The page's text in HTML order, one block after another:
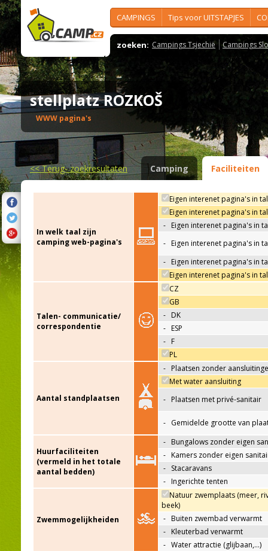
CAMPINGS Tips voor UITSTAPJES
zoeken: Campings Tsjechië Campings
stellplatz ROZKOŠ
WWW pagina's
<<Terug- zoekresultaten Camping Faciliteiten
In welk taal zijn
camping web-pagina's
Eigen interenet pagina's in
Eigen interenet pagina's in
- Eigen interenet pagina's in
- Eigen interenet pagina's in
- Eigen interenet pagina's in
Eigen interenet pagina's in
Talen- communicatie/
correspondentie
CZ
GB
- DK
- ESP
- F
PL
Aantal standplaatsen
- Plaatsen zonder
Met water aansluiting
- Plaatsen met privé-sanitair
- Gemidelde grootte van
Huurfaciliteiten
(vermeld in het totale
aantal bedden)
- Bungalows zonder eigen
- Kamers zonder eigen
- Stacaravans
- Ingerichte tenten
Zwemmogelijkheiden
Natuur zwemplaats (meer,
beek)
- Buiten zwembad verwarmt
- Kleuterbad verwarmt
- Water attractie (glijbaan,…)